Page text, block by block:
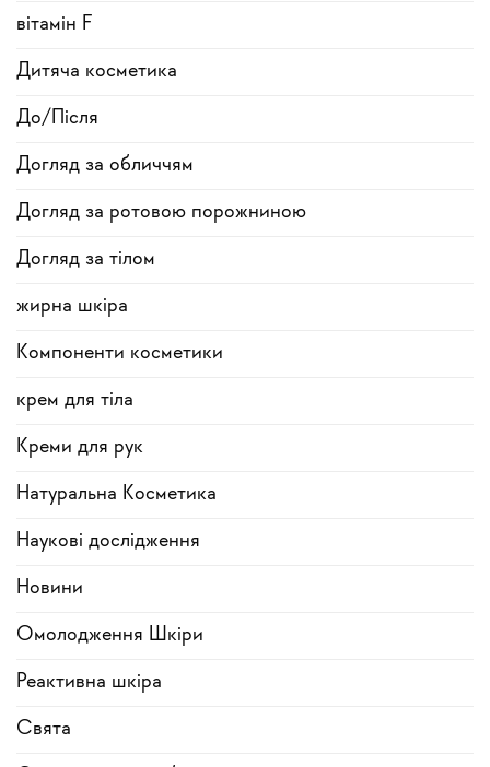
вітамін F
Дитяча косметика
До/Після
Догляд за обличчям
Догляд за ротовою порожниною
Догляд за тілом
жирна шкіра
Компоненти косметики
крем для тіла
Креми для рук
Натуральна Косметика
Наукові дослідження
Новини
Омолодження Шкіри
Реактивна шкіра
Свята